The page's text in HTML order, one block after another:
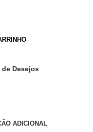
Desejos
ADICIONAL